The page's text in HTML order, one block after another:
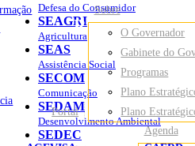
Rondônia
Portal
Sobre
O Governador
Gabinete do
Programas
Plano
Plano
Agenda
Defesa do Consumidor
SEAGRI
Agricultura
SEAS
Assistência Social
SECOM
Comunicação
SEDAM
Desenvolvimento Ambiental
SEDEC